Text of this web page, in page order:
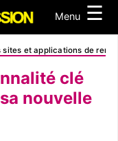
Menu ☰
sites et applications de
clé
nouvelle